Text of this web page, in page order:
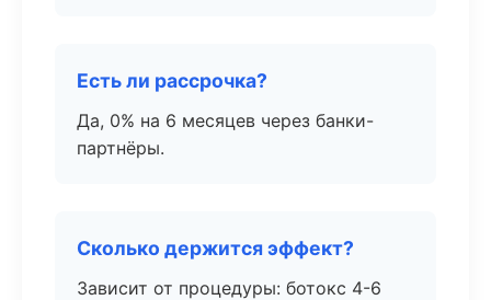
Есть ли рассрочка?
Да, 0% на 6 месяцев через банки-
партнёры.
Сколько держится эффект?
Зависит от процедуры: ботокс 4-6